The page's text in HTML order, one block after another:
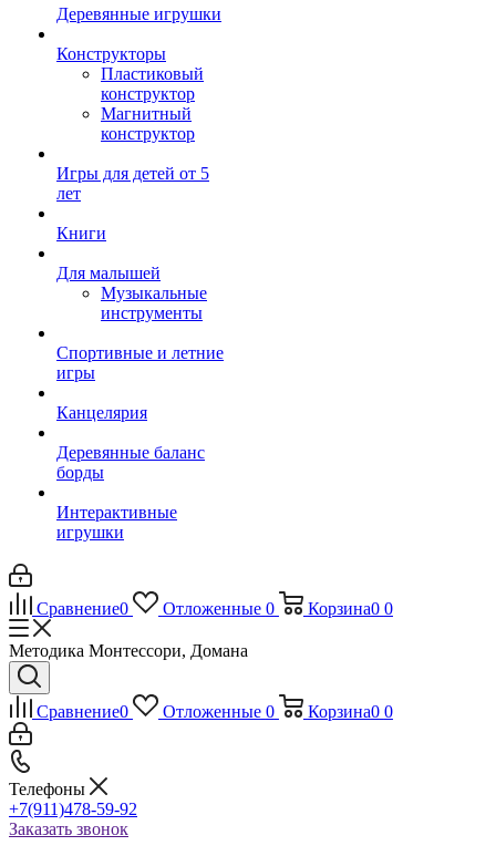
Деревянные игрушки
Конструкторы
Пластиковый
конструктор
Магнитный
конструктор
Игры для детей от 5
лет
Книги
Для малышей
Музыкальные
инструменты
Спортивные и летние
игры
Канцелярия
Деревянные баланс
борды
Интерактивные
игрушки
Сравнение0 Отложенные 0 Корзина0 0
Методика Монтессори, Домана
Сравнение0 Отложенные 0 Корзина0 0
Телефоны
+7(911)478-59-92
Заказать звонок